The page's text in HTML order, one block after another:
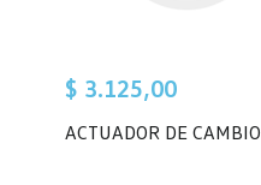
$ 3.125,00
ACTUADOR DE CAMBIO